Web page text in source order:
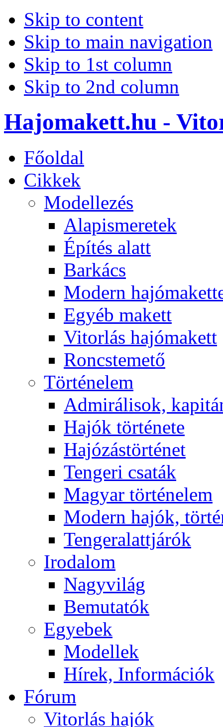
Skip to content
Skip to main navigation
Skip to 1st column
Skip to 2nd column
Hajomakett.hu -
Főoldal
Cikkek
Modellezés
Alapismeretek
Építés alatt
Barkács
Modern
Egyéb makett
Vitorlás hajómakett
Roncstemető
Történelem
Admirálisok,
Hajók története
Hajózástörténet
Tengeri csaták
Magyar történelem
Modern hajók,
Tengeralattjárók
Irodalom
Nagyvilág
Bemutatók
Egyebek
Modellek
Hírek, Információk
Fórum
Vitorlás hajók